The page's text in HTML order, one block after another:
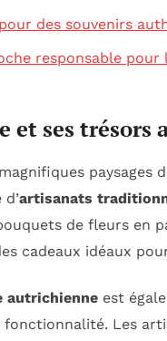
des souvenirs
responsable pour
et ses trésors
paysages
artisanats
de fleurs en
cadeaux idéaux
autrichienne est
Les